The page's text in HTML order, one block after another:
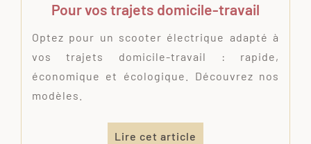
Pour vos trajets domicile-travail
Optez pour un scooter électrique adapté à
vos trajets domicile-travail : rapide,
économique et écologique. Découvrez nos
modèles.
Lire cet article